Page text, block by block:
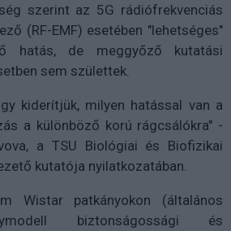
szerint az 5G rádiófrekvenciás
(RF-EMF) esetében "lehetséges"
hatás, de meggyőző kutatási
sem születtek.
kiderítjük, milyen hatással van a
a különböző korú rágcsálókra" -
a TSU Biológiai és Biofizikai
kutatója nyilatkozatában.
Wistar patkányokon (általános
biztonságossági és